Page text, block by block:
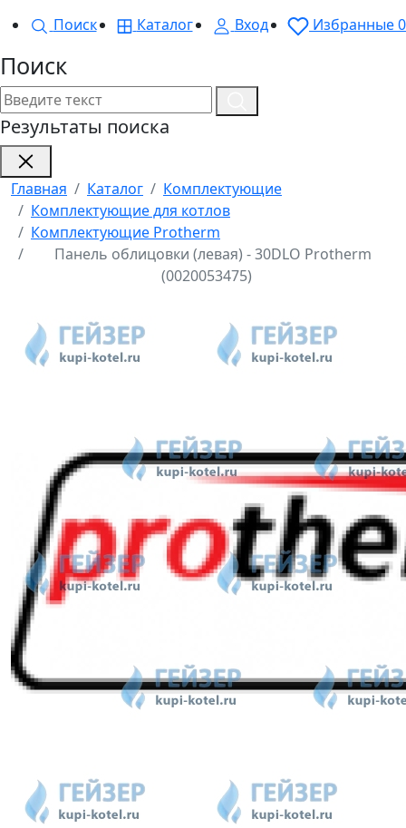
Поиск
Каталог Вход Избранные0
Поиск
Результаты поиска
Главная Каталог
Комплектующие
Комплектующие для котлов
Комплектующие Protherm
Панель облицовки (левая) - 30DLO Protherm
(0020053475)